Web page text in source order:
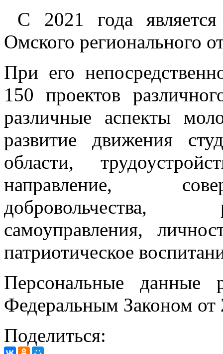
С 2021 года является
Омского
При его
150 проектов
различные аспекты
развитие движения
области,
направление,
добровольчества,
самоуправления,
патриотическое
Персональные данные
Федеральным Законом
Поделиться: